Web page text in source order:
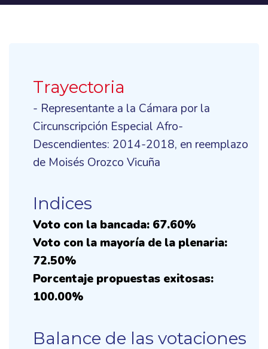
Trayectoria
- Representante a la Cámara por la
Circunscripción Especial Afro-
Descendientes: 2014-2018, en reemplazo
de Moisés Orozco Vicuña
Indices
Voto con la bancada: 67.60%
Voto con la mayoría de la plenaria:
72.50%
Porcentaje propuestas exitosas:
100.00%
Balance de las votaciones